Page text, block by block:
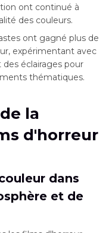
ont continué à
des couleurs.
ont gagné plus de
expérimentant avec
éclairages pour
thématiques.
la
d'horreur
dans
et de